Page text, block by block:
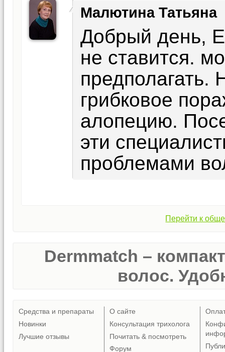
Малютина Татьяна
Добрый день,
не ставится.
грибковое
алопецию.
эти
проблемами
Перейти к
Dermmatch –
волос.
Средства и препараты
Новинки
Лучшие отзывы
О сайте
Консультация трихолога
Почитать & посмотреть
Форум